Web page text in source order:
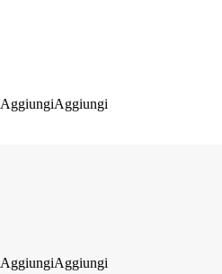
AggiungiAggiungi
AggiungiAggiungi